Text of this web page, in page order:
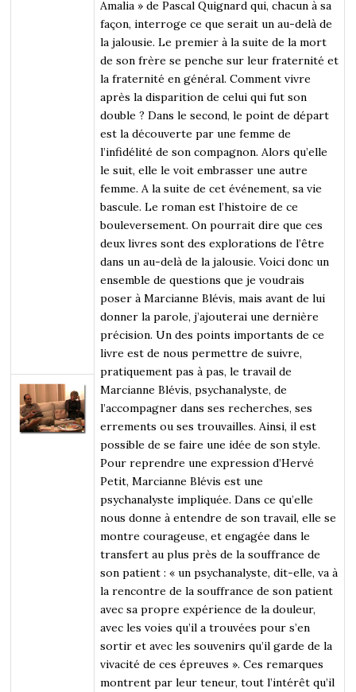
Amalia » de Pascal Quignard qui, chacun à sa
façon, interroge ce que serait un au-delà de
la jalousie. Le premier à la suite de la mort
de son frère se penche sur leur fraternité et
la fraternité en général. Comment vivre
après la disparition de celui qui fut son
double ? Dans le second, le point de départ
est la découverte par une femme de
l’infidélité de son compagnon. Alors qu’elle
le suit, elle le voit embrasser une autre
femme. A la suite de cet événement, sa vie
bascule. Le roman est l’histoire de ce
bouleversement. On pourrait dire que ces
deux livres sont des explorations de l’être
dans un au-delà de la jalousie. Voici donc un
ensemble de questions que je voudrais
poser à Marcianne Blévis, mais avant de lui
donner la parole, j’ajouterai une dernière
précision. Un des points importants de ce
livre est de nous permettre de suivre,
pratiquement pas à pas, le travail de
Marcianne Blévis, psychanalyste, de
l’accompagner dans ses recherches, ses
errements ou ses trouvailles. Ainsi, il est
possible de se faire une idée de son style.
Pour reprendre une expression d’Hervé
Petit, Marcianne Blévis est une
psychanalyste impliquée. Dans ce qu’elle
nous donne à entendre de son travail, elle se
montre courageuse, et engagée dans le
transfert au plus près de la souffrance de
son patient : « un psychanalyste, dit-elle, va à
la rencontre de la souffrance de son patient
avec sa propre expérience de la douleur,
avec les voies qu’il a trouvées pour s’en
sortir et avec les souvenirs qu’il garde de la
vivacité de ces épreuves ». Ces remarques
montrent par leur teneur, tout l’intérêt qu’il